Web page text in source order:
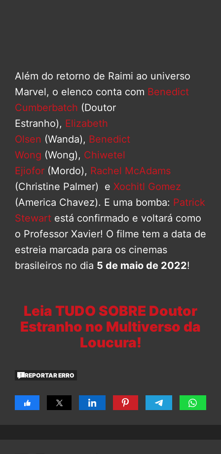
Além do retorno de Raimi ao universo
Marvel, o elenco conta com Benedict
Cumberbatch (Doutor
Estranho), Elizabeth
Olsen (Wanda), Benedict
Wong (Wong), Chiwetel
Ejiofor (Mordo), Rachel McAdams
(Christine Palmer) e Xochitl Gomez
(America Chavez). E uma bomba: Patrick
Stewart está confirmado e voltará como
o Professor Xavier! O filme tem a data de
estreia marcada para os cinemas
brasileiros no dia 5 de maio de 2022!
Leia TUDO SOBRE Doutor
Estranho no Multiverso da
Loucura!
REPORTAR ERRO